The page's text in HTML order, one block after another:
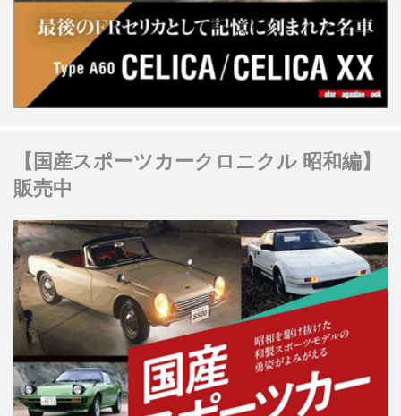
【国産スポーツカークロニクル 昭和編】
販売中